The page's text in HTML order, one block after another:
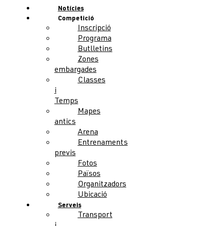
Notícies
Competició
Inscripció
Programa
Butlletins
Zones
embargades
Classes
i
Temps
Mapes
antics
Arena
Entrenaments
previs
Fotos
Països
Organitzadors
Ubicació
Serveis
Transport